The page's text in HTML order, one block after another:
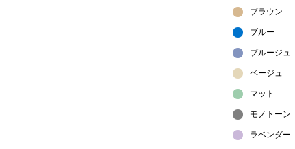
ブラウン
ブルー
ブルージュ
ベージュ
マット
モノトーン
ラベンダー